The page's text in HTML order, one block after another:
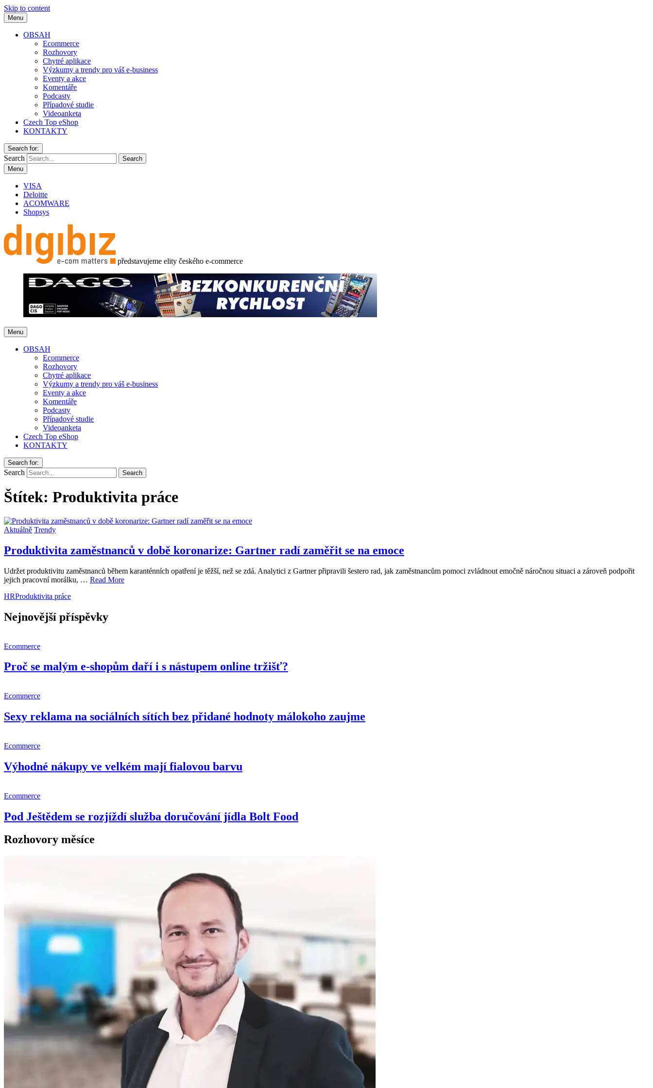
Skip to content
Menu
OBSAH
Ecommerce
Rozhovory
Chytré aplikace
Výzkumy a trendy pro váš e-business
Eventy a akce
Komentáře
Podcasty
Případové studie
Videoanketa
Czech Top eShop
KONTAKTY
Search for:
Search
Menu
VISA
Deloitte
ACOMWARE
Shopsys
představujeme elity českého e-commerce
Menu
OBSAH
Ecommerce
Rozhovory
Chytré aplikace
Výzkumy a trendy pro váš e-business
Eventy a akce
Komentáře
Podcasty
Případové studie
Videoanketa
Czech Top eShop
KONTAKTY
Search for:
Search
Štítek: Produktivita práce
Aktuálně Trendy
Produktivita zaměstnanců v době koronarize: Gartner radí zaměřit se na emoce
Udržet produktivitu zaměstnanců během karanténních opatření je těžší, než se zdá. Analytici z Gartner připravili šestero rad, jak zaměstnancům pomoci zvládnout emočně náročnou situaci a zároveň podpořit
jejich pracovní morálku, … Read More
HRProduktivita práce
Nejnovější příspěvky
Ecommerce
Proč se malým e-shopům daří i s nástupem online tržišť?
Ecommerce
Sexy reklama na sociálních sítích bez přidané hodnoty málokoho zaujme
Ecommerce
Výhodné nákupy ve velkém mají fialovou barvu
Ecommerce
Pod Ještědem se rozjíždí služba doručování jídla Bolt Food
Rozhovory měsíce